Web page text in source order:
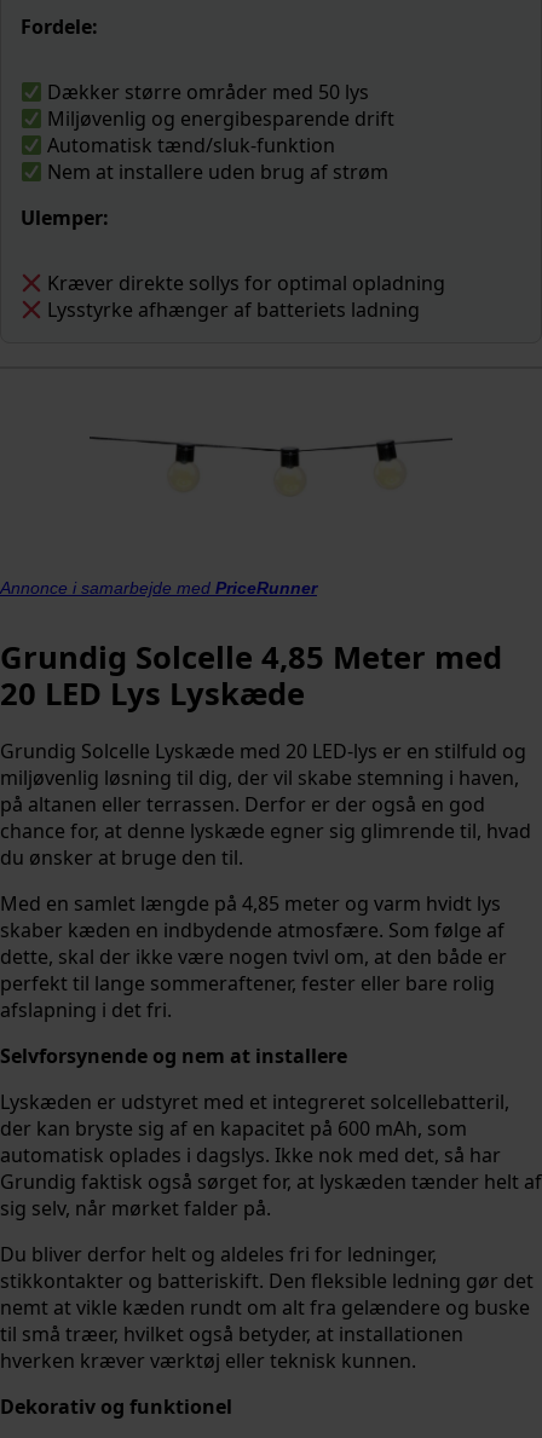
Fordele:
Dækker større områder med 50 lys
Miljøvenlig og energibesparende drift
Automatisk tænd/sluk-funktion
Nem at installere uden brug af strøm
Ulemper:
Kræver direkte sollys for optimal opladning
Lysstyrke afhænger af batteriets ladning
Annonce i samarbejde med PriceRunner
Grundig Solcelle 4,85 Meter med
20 LED Lys Lyskæde
Grundig Solcelle Lyskæde med 20 LED-lys er en stilfuld og
miljøvenlig løsning til dig, der vil skabe stemning i haven,
på altanen eller terrassen. Derfor er der også en god
chance for, at denne lyskæde egner sig glimrende til, hvad
du ønsker at bruge den til.
Med en samlet længde på 4,85 meter og varm hvidt lys
skaber kæden en indbydende atmosfære. Som følge af
dette, skal der ikke være nogen tvivl om, at den både er
perfekt til lange sommeraftener, fester eller bare rolig
afslapning i det fri.
Selvforsynende og nem at installere
Lyskæden er udstyret med et integreret solcellebatteril,
der kan bryste sig af en kapacitet på 600 mAh, som
automatisk oplades i dagslys. Ikke nok med det, så har
Grundig faktisk også sørget for, at lyskæden tænder helt af
sig selv, når mørket falder på.
Du bliver derfor helt og aldeles fri for ledninger,
stikkontakter og batteriskift. Den fleksible ledning gør det
nemt at vikle kæden rundt om alt fra gelændere og buske
til små træer, hvilket også betyder, at installationen
hverken kræver værktøj eller teknisk kunnen.
Dekorativ og funktionel